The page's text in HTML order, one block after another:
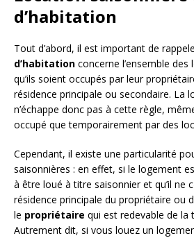
d’habitation
Tout d’abord, il est important de
d’habitation concerne l’ensemble
qu’ils soient occupés par leur
résidence principale ou secondaire. La
n’échappe donc pas à cette règle,
occupé que temporairement par des
Cependant, il existe une particularité
saisonnières : en effet, si le logement
à être loué à titre saisonnier et qu’il ne
résidence principale du propriétaire ou
le propriétaire qui est redevable de la
Autrement dit, si vous louez un